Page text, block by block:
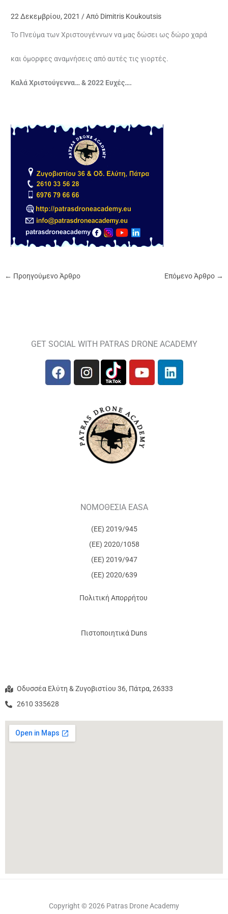
22 Δεκεμβρίου, 2021/ Από Dimitris Koukoutsis
Το Πνεύμα των Χριστουγέννων να μας δώσει ως δώρο χαρά
και όμορφες αναμνήσεις από αυτές τις γιορτές.
Καλά Χριστούγεννα… & 2022 Ευχές….
← Προηγούμενο Άρθρο Επόμενο Άρθρο →
GET SOCIAL WITH PATRAS DRONE ACADEMY
ΝΟΜΟΘΕΣΙΑ EASA
(ΕΕ) 2019/945
(ΕΕ) 2020/1058
(ΕΕ) 2019/947
(ΕΕ) 2020/639
Πολιτική Απορρήτου
Πιστοποιητικά Duns
Οδυσσέα Ελύτη & Ζυγοβιστίου 36, Πάτρα, 26333
2610 335628
Copyright © 2026 Patras Drone Academy